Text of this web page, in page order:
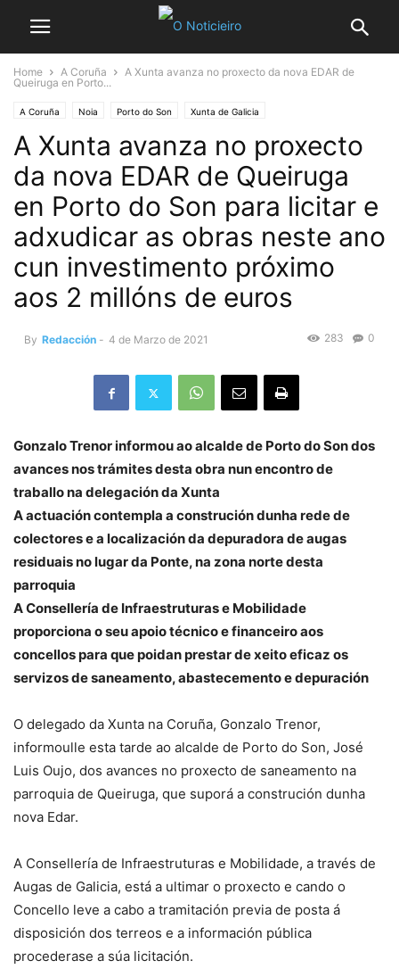
Home A Coruña
A Xunta avanza no proxecto da nova EDAR de
Queiruga en Porto...
A Coruña Noia Porto do Son Xunta de Galicia
A Xunta avanza no proxecto
da nova EDAR de Queiruga
en Porto do Son para licitar e
adxudicar as obras neste ano
cun investimento próximo
aos 2 millóns de euros
By Redacción - 4 de Marzo de 2021 0
283
Gonzalo Trenor informou ao alcalde de Porto do Son dos
avances nos trámites desta obra nun encontro de
traballo na delegación da Xunta
A actuación contempla a construción dunha rede de
colectores e a localización da depuradora de augas
residuais no lugar da Ponte, na zona norte desta
parroquia
A Consellería de Infraestruturas e Mobilidade
proporciona o seu apoio técnico e financeiro aos
concellos para que poidan prestar de xeito eficaz os
servizos de saneamento, abastecemento e depuración
O delegado da Xunta na Coruña, Gonzalo Trenor,
informoulle esta tarde ao alcalde de Porto do Son, José
Luis Oujo, dos avances no proxecto de saneamento na
parroquia de Queiruga, que suporá a construción dunha
nova Edar.
A Consellería de Infraestruturas e Mobilidade, a través de
Augas de Galicia, está a ultimar o proxecto e cando o
Concello leve a cabo a tramitación previa de posta á
disposición dos terreos e a información pública
procederase a súa licitación.